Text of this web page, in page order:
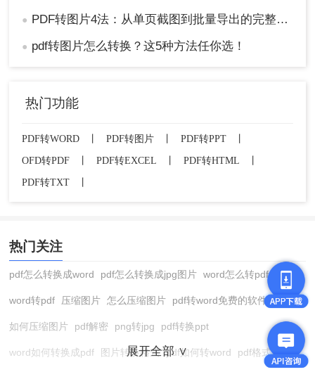
● PDF转图片4法：从单页截图到批量导出的完整操作路径！
● pdf转图片怎么转换？这5种方法任你选！
热门功能
PDF转WORD PDF转图片 PDF转PPT
OFD转PDF
PDF转EXCEL PDF转HTML
PDF转TXT
热门关注
pdf怎么转换成word pdf怎么转换成jpg图片 word怎么转pdf
word转pdf 压缩图片 怎么压缩图片 pdf转word免费的软件
如何压缩图片 pdf解密 png转jpg pdf转换ppt
word如何转换成pdf 图片转换格式 pdf如何转word pdf格式转换
展开全部 ∨